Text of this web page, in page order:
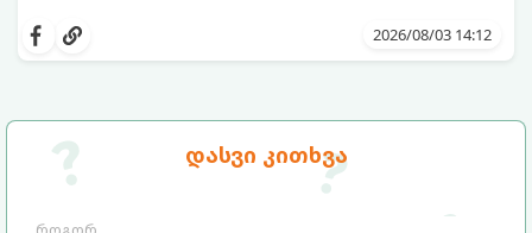
დასვი კითხვა
წვეულებებისთვის, ბარბექიუსთვის ან
ულუფა: 8 პორცია
2026/08/03 14:12